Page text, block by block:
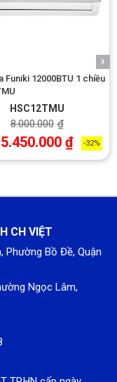
hòa sẽ chủ động
gió sao cho phù
duy trì trạng thái
được kiểm soát tốt,
người dùng không
vệ sức khỏe tốt
tăng mật độ khe
Funiki 12000BTU 1 chiều
HSC12TMU
8.000.000 ₫
5.450.000 ₫ -32%
CH VIỆT
Phường Bồ Đề, Quận
Ngọc Lâm,